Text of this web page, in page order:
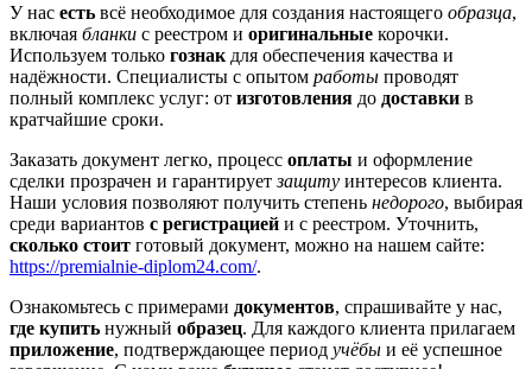
У нас есть всё необходимое для создания настоящего образца,
включая бланки с реестром и оригинальные корочки.
Используем только гознак для обеспечения качества и
надёжности. Специалисты с опытом работы проводят
полный комплекс услуг: от изготовления до доставки в
кратчайшие сроки.
Заказать документ легко, процесс оплаты и оформление
сделки прозрачен и гарантируетзащиту интересов клиента.
Наши условия позволяют получить степень недорого, выбирая
среди вариантов с регистрацией и с реестром. Уточнить,
сколько стоит готовый документ, можно на нашем сайте:
https://premialnie-diplom24.com/.
Ознакомьтесь с примерами документов, спрашивайте у нас,
где купить нужный образец. Для каждого клиента прилагаем
приложение, подтверждающее период учёбы и её успешное